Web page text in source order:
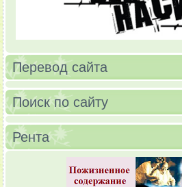
Перевод сайта
Поиск по сайту
Рента